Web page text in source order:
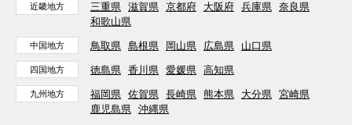
近畿地方 三重県 滋賀県 京都府 大阪府 兵庫県 奈良県
和歌山県
中国地方 鳥取県 島根県 岡山県 広島県 山口県
四国地方 徳島県 香川県 愛媛県 高知県
九州地方 福岡県 佐賀県 長崎県 熊本県 大分県 宮崎県
鹿児島県 沖縄県